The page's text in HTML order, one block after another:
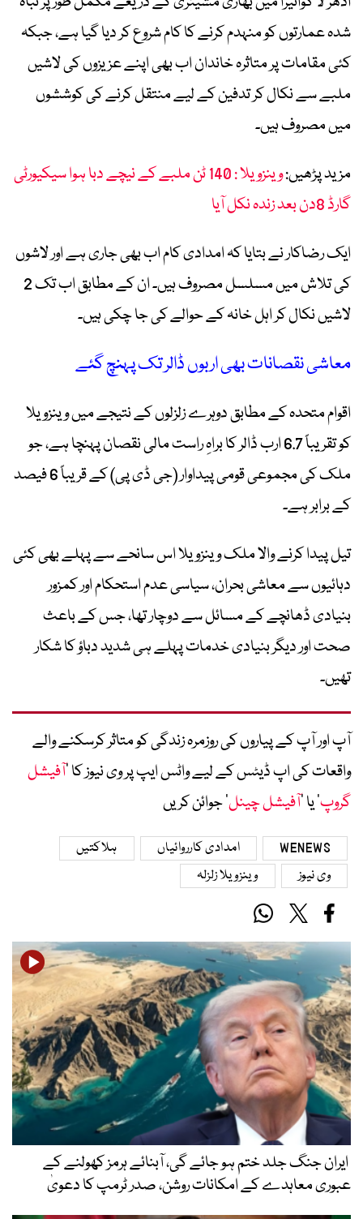
شدہ عمارتوں کو منہدم کرنے کا کام شروع کر دیا گیا ہے، جبکہ
کئی مقامات پر متاثرہ خاندان اب بھی اپنے عزیزوں کی لاشیں
ملبے سے نکال کر تدفین کے لیے منتقل کرنے کی کوششوں
میں مصروف ہیں۔
مزید پڑھیں:
وینزویلا : 140 ٹن ملبے کے نیچے دبا ہوا سیکیورٹی
گارڈ 8دن بعد زندہ نکل آیا
ایک رضاکار نے بتایا کہ امدادی کام اب بھی جاری ہے اور لاشوں
کی تلاش میں مسلسل مصروف ہیں۔ ان کے مطابق اب تک 2
لاشیں نکال کر اہل خانہ کے حوالے کی جا چکی ہیں۔
معاشی نقصانات بھی اربوں ڈالر تک پہنچ گئے
اقوام متحدہ کے مطابق دوہرے زلزلوں کے نتیجے میں وینزویلا
کو تقریباً 6.7 ارب ڈالر کا براہِ راست مالی نقصان پہنچا ہے، جو
ملک کی مجموعی قومی پیداوار (جی ڈی پی) کے قریباً 6 فیصد
کے برابر ہے۔
تیل پیدا کرنے والا ملک وینزویلا اس سانحے سے پہلے بھی کئی
دہائیوں سے معاشی بحران، سیاسی عدم استحکام اور کمزور
بنیادی ڈھانچے کے مسائل سے دوچار تھا، جس کے باعث
صحت اور دیگر بنیادی خدمات پہلے ہی شدید دباؤ کا شکار
تھیں۔
آپ اور آپ کے پیاروں کی روزمرہ زندگی کو متاثر کرسکنے والے
واقعات کی اپ ڈیٹس کے لیے واٹس ایپ پر وی نیوز کا ’آفیشل
گروپ‘ یا ’آفیشل چینل‘ جوائن کریں
WENEWS امدادی کارروائیاں
ہلاکتیں
وی نیوز
وینزویلا زلزلہ
ایران جنگ جلد ختم ہو جائے گی، آبنائے ہرمز کھولنے کے
عبوری معاہدے کے امکانات روشن، صدر ٹرمپ کا دعویٰ